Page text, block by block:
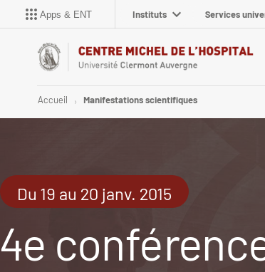
Apps & ENT Instituts Services
Accueil Manifestations scientifiques
Du 19 au 20 janv. 2015
4e